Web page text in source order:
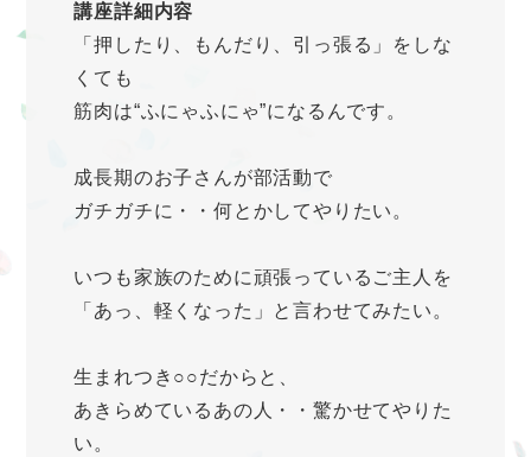
講座詳細内容
「押したり、もんだり、引っ張る」をしな
くても
筋肉は“ふにゃふにゃ”になるんです。
成長期のお子さんが部活動で
ガチガチに・・何とかしてやりたい。
いつも家族のために頑張っているご主人を
「あっ、軽くなった」と言わせてみたい。
生まれつき○○だからと、
あきらめているあの人・・驚かせてやりた
い。